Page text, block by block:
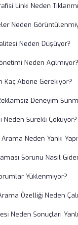
Linki Neden
Neden
Neden Düşüyor?
Neden Açılmıyor?
Kaç Abone Gerekiyor?
Deneyim
Sürekli Çöküyor?
Neden Yankı
Sorunu Nasıl
Yüklenmiyor?
Özelliği Neden
Neden Sonuçları